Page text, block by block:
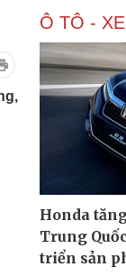
nghiệp
tin doanh nghiệp
Ô TÔ -
Honda
Trung
triển sản